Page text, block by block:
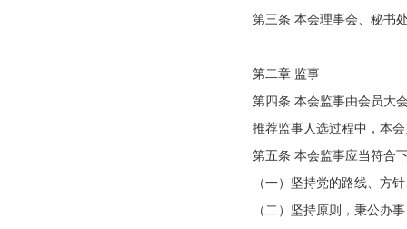
第三条 本会理事会、秘书
第二章 监事
第四条 本会监事由会员大
推荐监事人选过程中，本
第五条 本会监事应当符合
（一）坚持党的路线、方
（二）坚持原则，秉公办